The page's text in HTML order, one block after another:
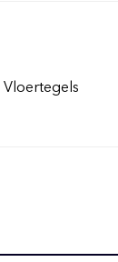
Vloertegels